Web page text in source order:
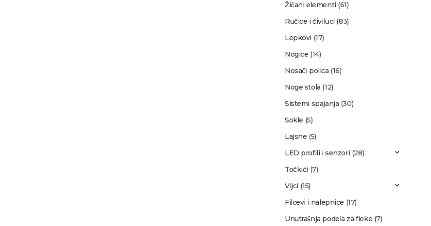
Žičani elementi (61)
Ručice i čiviluci (83)
Lepkovi (17)
Nogice (14)
Nosači polica (16)
Noge stola (12)
Sistemi spajanja (30)
Sokle (5)
Lajsne (5)
LED profili i senzori (28)
Točkići (7)
Vijci (15)
Filcevi i nalepnice (17)
Unutrašnja podela za fioke (7)